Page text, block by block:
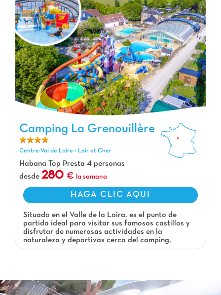
Camping La Grenouillère
Centre-Val de Loire - Loir et Cher
Habana Top Presta 4 personas
desde 280 la semana
HAGA CLIC AQUI
Situado en el Valle de la Loira, es el punto de
partida ideal para visitar sus famosos castillos y
disfrutar de numerosas actividades en la
naturaleza y deportivas cerca del camping.